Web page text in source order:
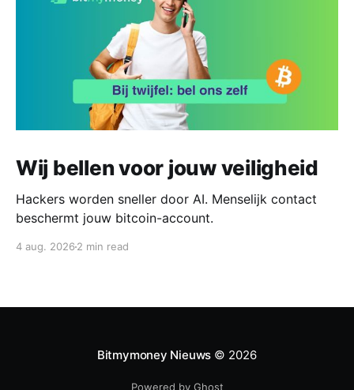
Wij bellen voor jouw veiligheid
Hackers worden sneller door AI. Menselijk contact
beschermt jouw bitcoin-account.
4 aug. 2026 2 min read
Bitmymoney Nieuws © 2026
Powered by Ghost